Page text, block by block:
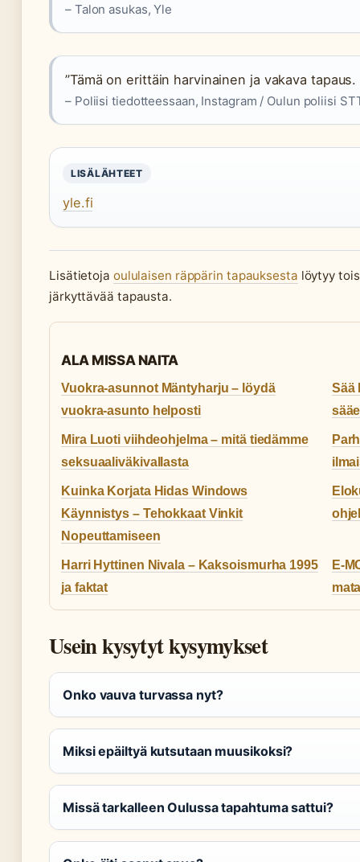
– Talon asukas, Yle
”Tämä on erittäin harvinainen ja vakava
– Poliisi tiedotteessaan, Instagram / Oulun poliisi
LISÄLÄHTEET
yle.fi
Lisätietoja oululaisen räppärin tapauksesta löytyy
järkyttävää tapausta.
ALA MISSA NAITA
Vuokra-asunnot Mäntyharju – löydä
vuokra-asunto helposti
Sää
Mira Luoti viihdeohjelma – mitä tiedämme
seksuaaliväkivallasta
Kuinka Korjata Hidas Windows
Käynnistys – Tehokkaat Vinkit
Nopeuttamiseen
Harri Hyttinen Nivala – Kaksoismurha 1995
ja faktat
E-
Usein kysytyt kysymykset
Onko vauva turvassa nyt?
Miksi epäiltyä kutsutaan muusikoksi?
Missä tarkalleen Oulussa tapahtuma sattui?